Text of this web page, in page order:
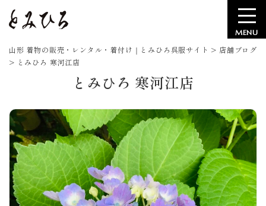
MENU
山形 着物の販売・レンタル・着付け｜とみひろ呉服サイト > 店舗ブログ
> とみひろ 寒河江店
とみひろ 寒河江店